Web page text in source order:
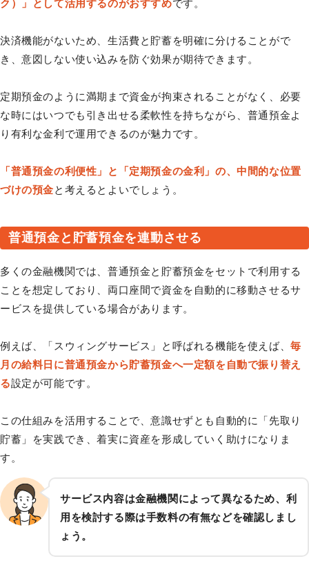
ク）」として活用するのがおすすめです。
決済機能がないため、生活費と貯蓄を明確に分けることがで
き、意図しない使い込みを防ぐ効果が期待できます。
定期預金のように満期まで資金が拘束されることがなく、必要
な時にはいつでも引き出せる柔軟性を持ちながら、普通預金よ
り有利な金利で運用できるのが魅力です。
「普通預金の利便性」と「定期預金の金利」の、中間的な位置
づけの預金と考えるとよいでしょう。
普通預金と貯蓄預金を連動させる
多くの金融機関では、普通預金と貯蓄預金をセットで利用する
ことを想定しており、両口座間で資金を自動的に移動させるサ
ービスを提供している場合があります。
例えば、「スウィングサービス」と呼ばれる機能を使えば、毎
月の給料日に普通預金から貯蓄預金へ一定額を自動で振り替え
る設定が可能です。
この仕組みを活用することで、意識せずとも自動的に「先取り
貯蓄」を実践でき、着実に資産を形成していく助けになりま
す。
サービス内容は金融機関によって異なるため、利
用を検討する際は手数料の有無などを確認しまし
ょう。